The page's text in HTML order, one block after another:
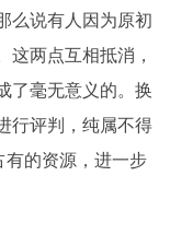
么说有人因为原初
这两点互相抵消，
了毫无意义的。换
行评判，纯属不得
有的资源，进一步